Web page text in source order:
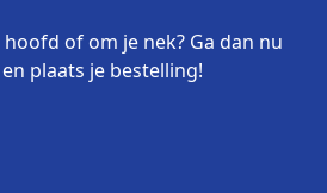
of om je nek? Ga dan nu
en plaats je bestelling!